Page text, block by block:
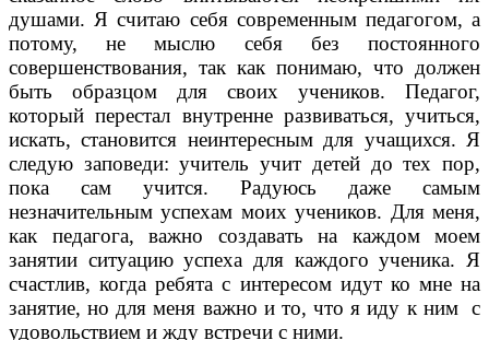
душами. Я считаю себя современным педагогом, а
потому, не мыслю себя без постоянного
совершенствования, так как понимаю, что должен
быть образцом для своих учеников. Педагог,
который перестал внутренне развиваться, учиться,
искать, становится неинтересным для учащихся. Я
следую заповеди: учитель учит детей до тех пор,
пока сам учится. Радуюсь даже самым
незначительным успехам моих учеников. Для меня,
как педагога, важно создавать на каждом моем
занятии ситуацию успеха для каждого ученика. Я
счастлив, когда ребята с интересом идут ко мне на
занятие, но для меня важно и то, что я иду к ним с
удовольствием и жду встречи с ними.